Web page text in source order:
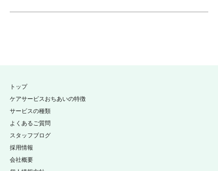
トップ
ケアサービスおちあいの特徴
サービスの種類
よくあるご質問
スタッフブログ
採用情報
会社概要